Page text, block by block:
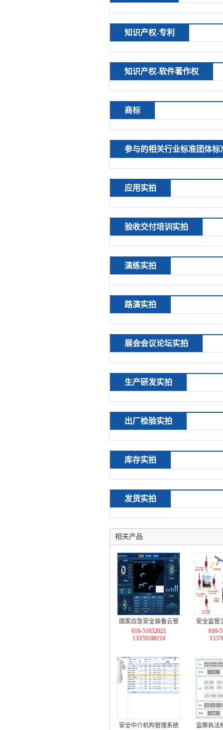
知识产权-专利
知识产权-软件著作权
商标
参与的相关行业标准团体标
应用实拍
验收交付培训实拍
演练实拍
路演实拍
展会会议论坛实拍
生产研发实拍
出厂检验实拍
库存实拍
发货实拍
相关产品
国家应急安全装备云管
理平台
010-51652021
13370188210
安全监管
警
010-
安全中介机构管理系统
监察执法